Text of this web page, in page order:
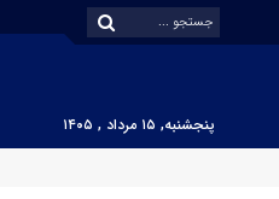
پنجشنبه, ۱۵ مرداد , ۱۴۰۵